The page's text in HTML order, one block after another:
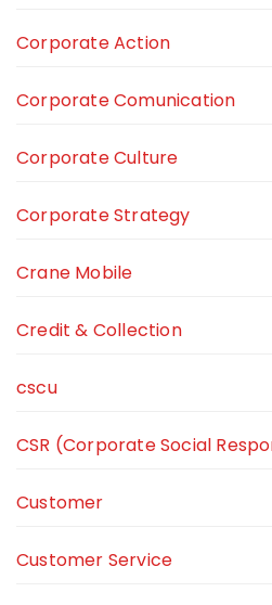
Corporate Action
Corporate Comunication
Corporate Culture
Corporate Strategy
Crane Mobile
Credit & Collection
cscu
CSR (Corporate Social
Customer
Customer Service